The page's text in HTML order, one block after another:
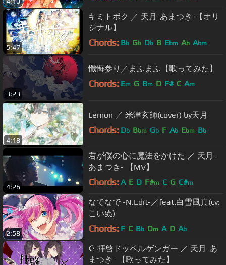
5:47
キミトボク ／ 天月-あまつき-【オリ
ジナル】
Chords: Bb Gb Db B Ebm Ab Abm
3:23
懺悔参り／まふまふ【歌ってみた】
Chords: Em G Bm D F# C Am
4:18
Lemon ／ 米津玄師(cover) by天月
Chords: Db Bbm Gb F Ab Ebm Bb
4:26
君が僕の心に魔法をかけた ／ 天月-
あまつき- 【MV】
Chords: A E D F#m C G C#m
2:58
なでなで -N.Edit-／feat.白雪風真(cv:
こいぬ)
Chords: F C Bb Dm A D Ab
☪ 拝啓ドッペルゲンガー ／ 天月-あ
まつき- 【歌ってみた】